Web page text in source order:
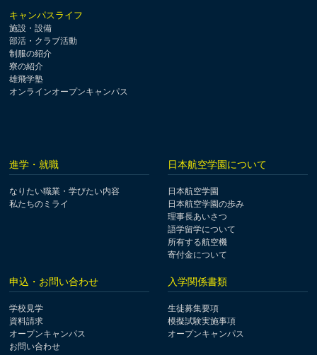
キャンパスライフ
施設・設備
部活・クラブ活動
制服の紹介
寮の紹介
雄飛学塾
オンラインオープンキャンパス
進学・就職
なりたい職業・学びたい内容
私たちのミライ
日本航空学園について
日本航空学園
日本航空学園の歩み
理事長あいさつ
語学留学について
所有する航空機
寄付金について
申込・お問い合わせ
学校見学
資料請求
オープンキャンパス
お問い合わせ
入学関係書類
生徒募集要項
模擬試験実施事項
オープンキャンパス